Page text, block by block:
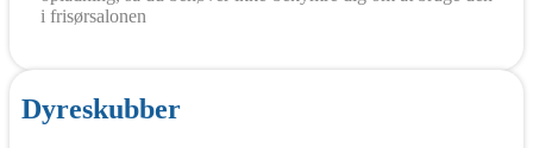
i frisørsalonen
Dyreskubber